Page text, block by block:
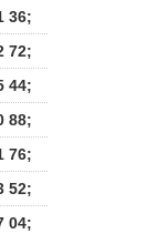
36;
72;
44;
88;
76;
52;
04;